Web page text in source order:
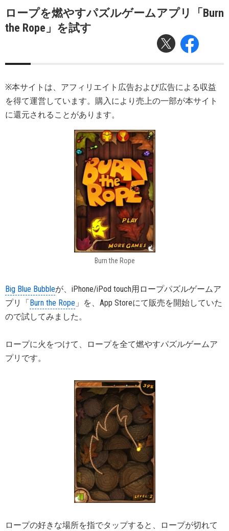
ロープを燃やすパズルゲームアプリ「Burn
the Rope」を試す
※本サイトは、アフィリエイト広告および広告による収益
を得て運営しています。購入により売上の一部が本サイト
に還元されることがあります。
Burn the Rope
Big Blue Bubbleが、iPhone/iPod touch用ロープパズルゲームア
プリ「Burn the Rope 」を、App Storeにて販売を開始していた
ので試してみました。
ロープに火をつけて、ロープを全て燃やすパズルゲームア
プリです。
ロープの好きな場所を指でタップすると、ロープが切れて